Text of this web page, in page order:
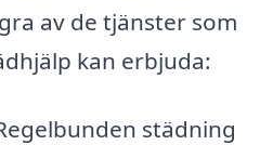
av de tjänster som
kan erbjuda:
städning